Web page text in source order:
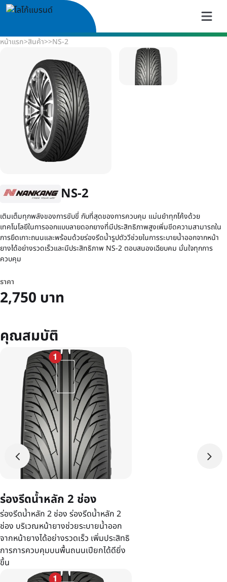
หน้าแรก>สินค้า>>NS-2
NS-2
เติมเต็มทุกพลังของการขับขี่ กับที่สุดของการควบคุม แม่นยำทุกโค้งด้วย
เทคโนโลยีในการออกแบบลายดอกยางที่มีประสิทธิภาพสูงเพิ่มขีดความสามารถใน
การยึดเกาะถนนและพร้อมด้วยร่องรีดน้ำรูปตัววีช่วยในการระบายน้ำออกจากหน้า
ยางได้อย่างรวดเร็วและมีประสิทธิภาพ NS-2 ตอบสนองเฉียบคม มั่นใจทุกการ
ควบคุม
ราคา
2,750 บาท
คุณสมบัติ
ร่องรีดน้ำหลัก 2 ช่อง
ร่องรีดน้ำหลัก 2 ช่อง ร่องรีดน้ำหลัก 2
ช่อง บริเวณหน้ายางช่วยระบายน้ำออก
จากหน้ายางได้อย่างรวดเร็ว เพิ่มประสิทธิ
การการควบคุมบนพื้นถนนเปียกได้ดียิ่ง
ขึ้น